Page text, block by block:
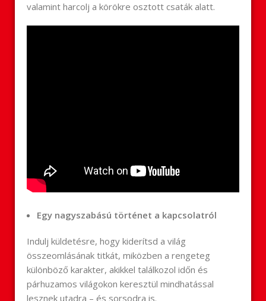
valamint harcolj a körökre osztott csaták alatt.
Egy nagyszabású történet a kapcsolatról
Indulj küldetésre, hogy kiderítsd a világ
összeomlásának titkát, miközben a rengeteg
különböző karakter, akikkel találkozol időn és
párhuzamos világokon keresztül mindhatással
lesznek utadra – és sorsodra is.